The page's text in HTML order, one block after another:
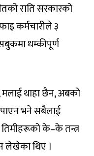
राति सरकारको
कर्मचारीले ३
धम्कीपूर्ण
थाहा छैन, अबको
पाएन भने सबैलाई
तिमीहरूको के–के तन्त्र
लेखेका थिए ।